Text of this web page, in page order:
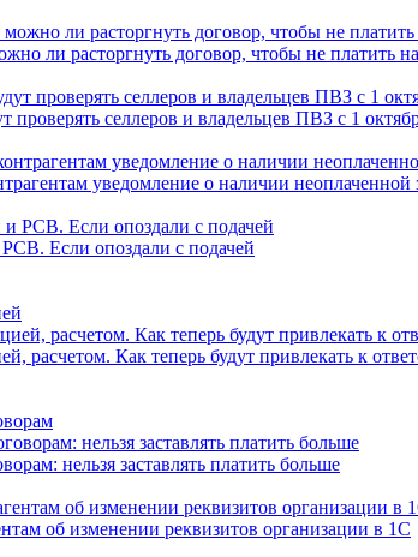
ли расторгнуть договор, чтобы не платить
проверять селлеров и владельцев ПВЗ с 1
уведомление о наличии неоплаченной
Если опоздали с подачей
расчетом. Как теперь будут привлекать к
нельзя заставлять платить больше
об изменении реквизитов организации в 1C